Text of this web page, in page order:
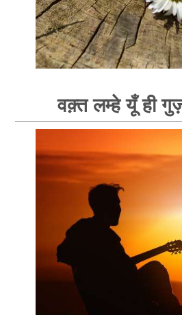
वक़्त लम्हे यूँ ही